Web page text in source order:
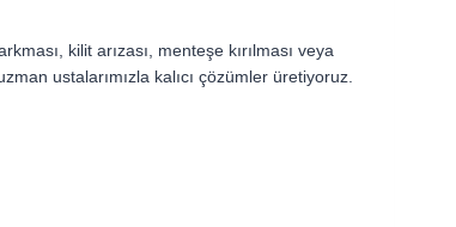
kilit arızası, menteşe kırılması veya
ustalarımızla kalıcı çözümler üretiyoruz.